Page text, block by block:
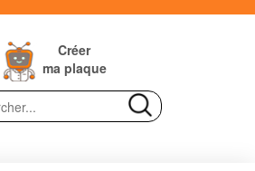
Créer
ma plaque